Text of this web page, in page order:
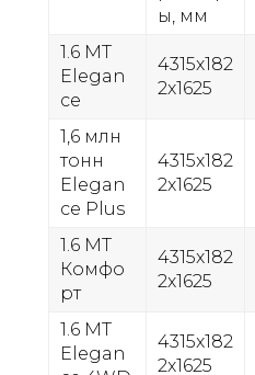
ы, мм
1.6 MT
Elegan
ce
4315x182
2x1625
1,6 млн
тонн
Elegan
ce Plus
4315x182
2x1625
1.6 MT
Комфо
рт
4315x182
2x1625
1.6 МТ
Elegan
4315x182
2x1625